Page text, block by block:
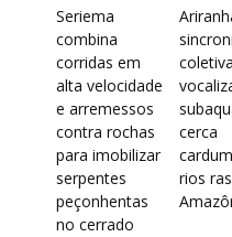
Seriema
combina
corridas em
alta velocidade
e arremessos
contra rochas
para imobilizar
serpentes
peçonhentas
no cerrado
cerca
rios